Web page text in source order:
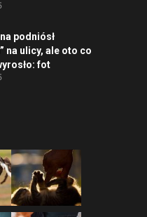
podniósł
na ulicy, ale oto co
fot